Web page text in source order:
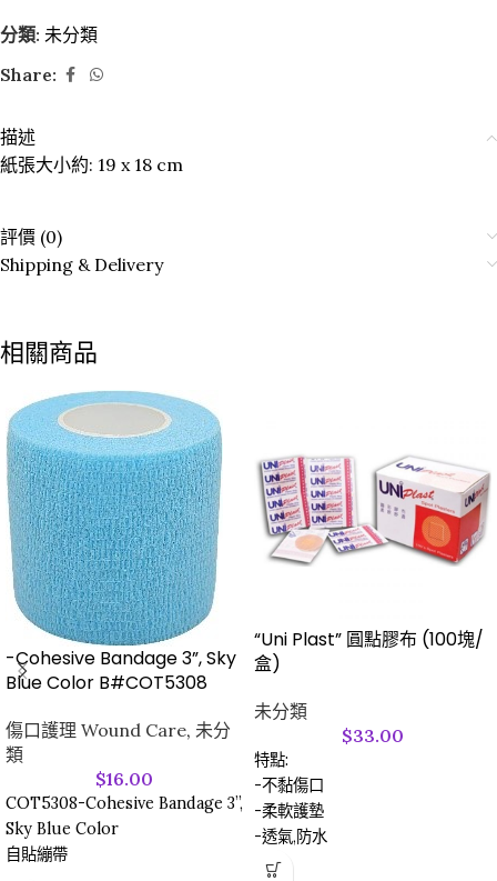
分類: 未分類
Share:
描述
紙張大小約: 19 x 18 cm
評價 (0)
Shipping & Delivery
相關商品
-Cohesive Bandage 3”, Sky
Blue Color B#COT5308
傷口護理 Wound Care, 未分
類
$16.00
COT5308-Cohesive Bandage 3”,
Sky Blue Color
自貼繃帶
“Uni Plast” 圓點膠布 (100塊/
盒)
未分類
$33.00
特點:
-不黏傷口
-柔軟護墊
-透氣,防水
-防敏感